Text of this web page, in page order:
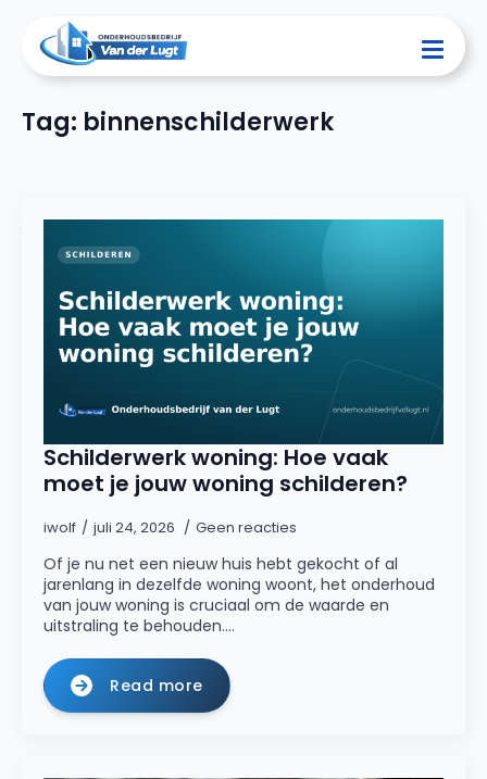
Tag: binnenschilderwerk
Schilderwerk woning: Hoe vaak
moet je jouw woning schilderen?
iwolf juli 24, 2026 Geen reacties
Of je nu net een nieuw huis hebt gekocht of al
jarenlang in dezelfde woning woont, het onderhoud
van jouw woning is cruciaal om de waarde en
uitstraling te behouden.…
Read more